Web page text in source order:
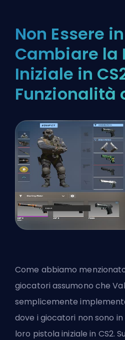
Non Essere
Cambiare la
Iniziale in
Funzionalità
Come abbiamo
giocatori assumono che
semplicemente
dove i giocatori non sono
loro pistola iniziale in CS2.